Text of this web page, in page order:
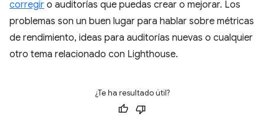
corregir o auditorías que puedas crear o mejorar. Los
problemas son un buen lugar para hablar sobre métricas
de rendimiento, ideas para auditorías nuevas o cualquier
otro tema relacionado con Lighthouse.
¿Te ha resultado útil?